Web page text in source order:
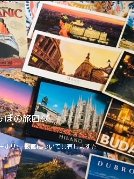
ぽの旅ログ
ホリ)、映画について共有します☆